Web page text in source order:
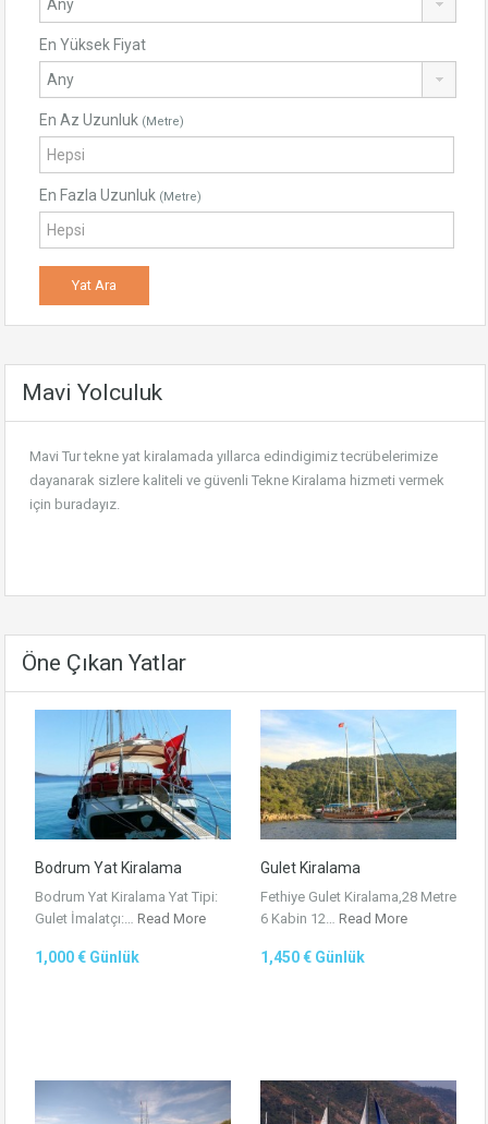
En Yüksek Fiyat
En Az Uzunluk (Metre)
En Fazla Uzunluk (Metre)
Mavi Yolculuk
Mavi Tur tekne yat kiralamada yıllarca edindigimiz tecrübelerimize
dayanarak sizlere kaliteli ve güvenli Tekne Kiralama hizmeti vermek
için buradayız.
Öne Çıkan Yatlar
Bodrum Yat Kiralama
Bodrum Yat Kiralama Yat Tipi:
Gulet İmalatçı:… Read More
1,000 € Günlük
Gulet Kiralama
Fethiye Gulet Kiralama,28 Metre
6 Kabin 12… Read More
1,450 € Günlük